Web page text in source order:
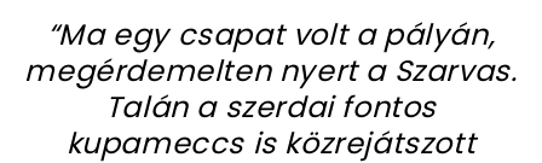
“Ma egy csapat volt a pályán,
megérdemelten nyert a Szarvas.
Talán a szerdai fontos
kupameccs is közrejátszott